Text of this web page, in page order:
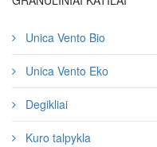
Unica Vento Bio
Unica Vento Eko
Degikliai
Kuro talpykla